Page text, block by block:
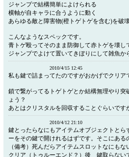
ジャンプで結構簡単によけられる
横軸が自キャラに合うように動く
あらゆる敵と障害物(橙トゲトゲを含む)を破
こんなようなスペックです。
青トゲ殴ってそのまま防御して赤トゲを壊し
ジャンプでよけて置いてきぼりにして雑魚か
2010/4/15 12:45
私も鍵で詰まってたのですがおかげでクリア
鎖で繋がってるトゲトゲとか結構無理やり
ょう？
あとはクリスタルを回収することぐらいです
2010/4/12 21:10
鍵とったらなにもアイテムオブジェクトと
ーをその鍵で開けれるはずです。そこにあ
（備考）死んだらアイテムスロットなにも
クリア（トゥルーエンド？）後 鍵取らない